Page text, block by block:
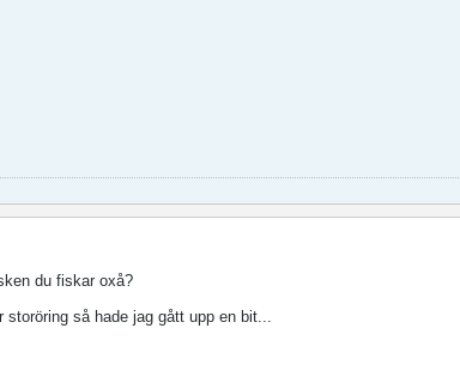
du fiskar oxå?
så hade jag gått upp en bit...